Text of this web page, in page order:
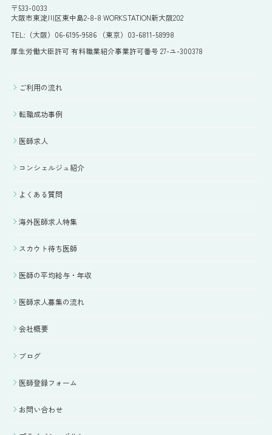
〒533-0033
大阪市東淀川区東中島2-8-8 WORKSTATION新大阪202
TEL:（大阪）06-6195-9586 （東京）03-6811-58998
厚生労働大臣許可 有料職業紹介事業許可番号 27-ユ-300378
ご利用の流れ
転職成功事例
医師求人
コンシェルジュ紹介
よくある質問
海外医師求人特集
スカウト待ち医師
医師の平均給与・年収
医師求人募集の流れ
会社概要
ブログ
医師登録フォーム
お問い合わせ